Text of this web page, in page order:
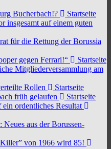
Bucherbach!?
Startseite
insgesamt auf einem guten
für die Rettung der Borussia
gegen Ferrari!“
Startseite
Mitgliederversammlung am
Rollen
Startseite
früh gelaufen
Startseite
ordentliches Resultat
Neues aus der Borussen-
von 1966 wird 85!